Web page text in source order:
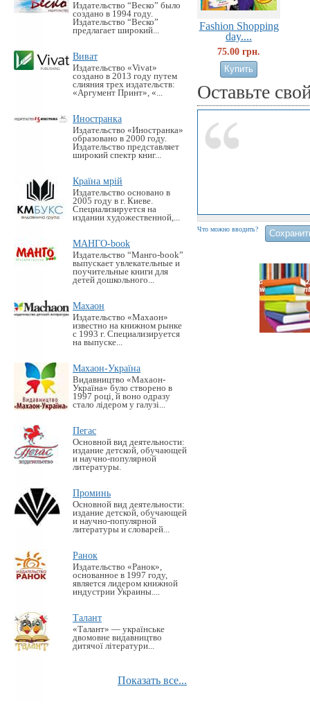
Издательство “Веско” было
создано в 1994 году.
Издательство “Веско”
предлагает широкий...
Виват
Издательство «Vivat»
создано в 2013 году путем
слияния трех издательств:
«Аргумент Принт», «...
Иностранка
Издательство «Иностранка»
образовано в 2000 году.
Издательство представляет
широкий спектр книг...
Країна мрій
Издательство основано в
2005 году в г. Киеве.
Специализируется на
издании художественной,...
МАНГО-book
Издательство “Манго-book”
выпускает увлекательные и
поучительные книги для
детей дошкольного...
Махаон
Издательство «Махаон»
известно на книжном рынке
с 1993 г. Специализируется
на выпуске...
Махаон-Україна
Видавництво «Махаон-
Україна» було створено в
1997 році, й воно одразу
стало лідером у галузі...
Пегас
Основной вид деятельности:
издание детской, обучающей
и научно-популярной
литературы.
Проминь
Основной вид деятельности:
издание детской, обучающей
и научно-популярной
литературы и словарей...
Ранок
Издательство «Ранок»,
основанное в 1997 году,
является лидером книжной
индустрии Украины....
Талант
«Талант» — українське
двомовне видавництво
дитячої літератури...
Показать все...
Fashion Shopping
day....
75.00 грн.
Оставьте
Что можно вводить?